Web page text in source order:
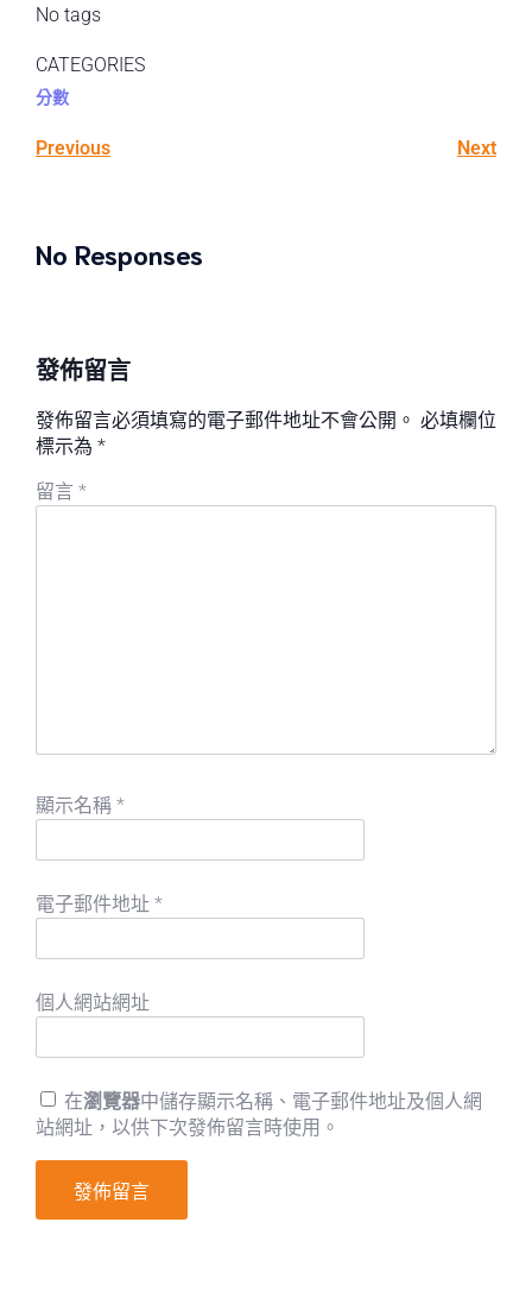
No tags
CATEGORIES
分數
Previous Next
No Responses
發佈留言
發佈留言必須填寫的電子郵件地址不會公開。 必填欄位
標示為 *
留言 *
顯示名稱 *
電子郵件地址 *
個人網站網址
在瀏覽器中儲存顯示名稱、電子郵件地址及個人網
站網址，以供下次發佈留言時使用。